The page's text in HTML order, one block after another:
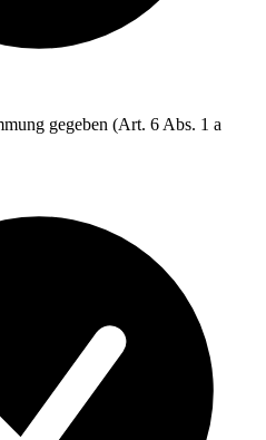
gegeben (Art. 6 Abs. 1 a